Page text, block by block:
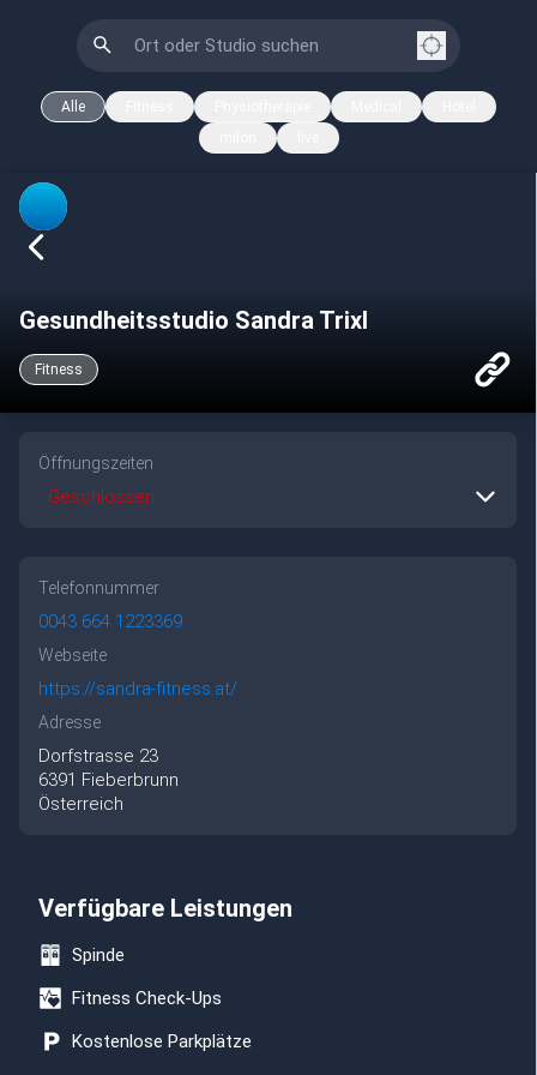
Alle
Gesundheitsstudio Sandra Trixl
Fitness
Öffnungszeiten
Geschlossen
Telefonnummer
0043 664 1223369
Webseite
https://sandra-fitness.at/
Adresse
Dorfstrasse 23
6391 Fieberbrunn
Österreich
Verfügbare Leistungen
Spinde
Fitness Check-Ups
Kostenlose Parkplätze